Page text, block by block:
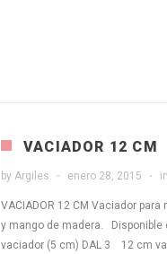
VACIADOR 12 CM
by Argiles enero 28, 2015 in
VACIADOR 12 CM Vaciador
y mango de madera.
vaciador (5 cm) DAL 3 12 cm